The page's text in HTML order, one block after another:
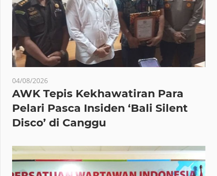
04/08/2026
AWK Tepis Kekhawatiran Para
Pelari Pasca Insiden ‘Bali Silent
Disco’ di Canggu